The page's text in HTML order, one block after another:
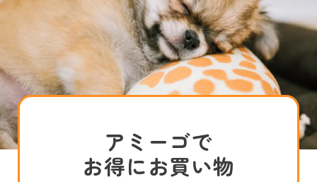
アミーゴで
お得にお買い物